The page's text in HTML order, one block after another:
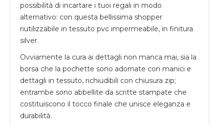
possibilità di incartare i tuoi regali in modo
alternativo: con questa bellissima shopper
riutilizzabile in tessuto pvc impermeabile, in finitura
silver.
Ovviamente la cura ai dettagli non manca mai, sia la
borsa che la pochette sono adornate con manici e
dettagli in tessuto, richiudibili con chiusura zip;
entrambe sono abbellite da scritte stampate che
costituiscono il tocco finale che unisce eleganza e
durabilità.